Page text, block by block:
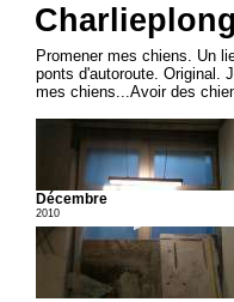
Promener mes chiens. Un
ponts d'autoroute. Original.
mes chiens...Avoir des
Décembre
2010